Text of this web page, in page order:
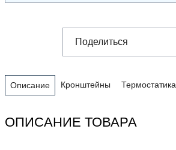
Поделиться
Описание Кронштейны Термостатика
ОПИСАНИЕ ТОВАРА